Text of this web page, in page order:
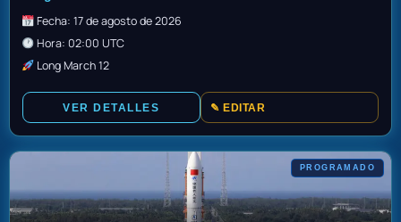
Fecha: 17 de agosto de 2026
Hora: 02:00 UTC
Long March 12
VER DETALLES ✎ EDITAR
PROGRAMADO